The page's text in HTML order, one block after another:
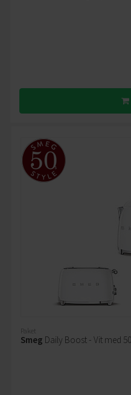
Paket
Smeg Daily Boost - Vit med